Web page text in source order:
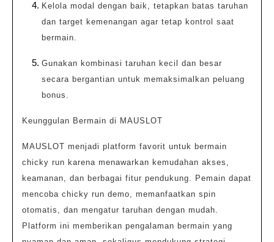
Kelola modal dengan baik, tetapkan batas taruhan
dan target kemenangan agar tetap kontrol saat
bermain.
Gunakan kombinasi taruhan kecil dan besar
secara bergantian untuk memaksimalkan peluang
bonus.
Keunggulan Bermain di MAUSLOT
MAUSLOT menjadi platform favorit untuk bermain
chicky run karena menawarkan kemudahan akses,
keamanan, dan berbagai fitur pendukung. Pemain dapat
mencoba chicky run demo, memanfaatkan spin
otomatis, dan mengatur taruhan dengan mudah.
Platform ini memberikan pengalaman bermain yang